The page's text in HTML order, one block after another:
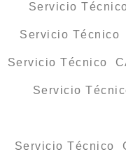
Servicio
Servicio
Servicio Técnico
Servicio
Servicio Técnico